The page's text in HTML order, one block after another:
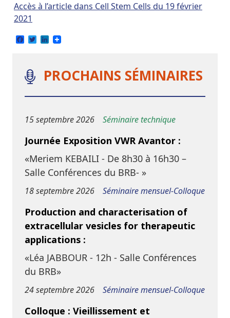
Accès à l’article dans Cell Stem Cells du 19 février
2021
Facebook
TwitterLinkedIn
PROCHAINS SÉMINAIRES
15 septembre 2026 Séminaire technique
Journée Exposition VWR Avantor :
«Meriem KEBAILI - De 8h30 à 16h30 –
Salle Conférences du BRB- »
18 septembre 2026 Séminaire mensuel-Colloque
Production and characterisation of
extracellular vesicles for therapeutic
applications :
«Léa JABBOUR - 12h - Salle Conférences
du BRB»
24 septembre 2026 Séminaire mensuel-Colloque
Colloque : Vieillissement et